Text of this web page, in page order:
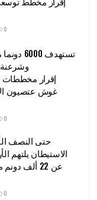
0
تستهدف
إقرار مخططات
غوش عتصيون
0
الاستيطان يلتهم
0